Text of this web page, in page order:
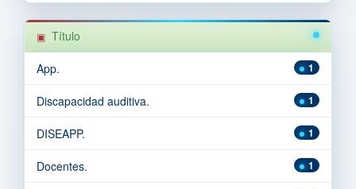
Título
1
App.
1
Discapacidad auditiva.
1
DISEAPP.
1
Docentes.